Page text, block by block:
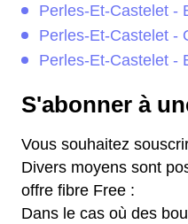
Perles-Et-Castelet -
Perles-Et-Castelet -
Perles-Et-Castelet -
S'abonner à
Vous souhaitez
Divers moyens sont
offre fibre Free :
Dans le cas où des